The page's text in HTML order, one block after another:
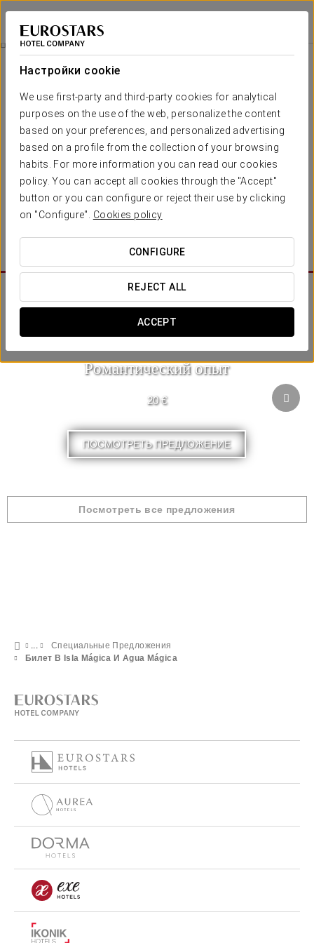
Настройки cookie
We use first-party and third-party cookies for analytical
purposes on the use of the web, personalize the content
based on your preferences, and personalized advertising
based on a profile from the collection of your browsing
habits. For more information you can read our cookies
policy. You can accept all cookies through the "Accept"
button or you can configure or reject their use by clicking
on "Configure". Cookies policy
CONFIGURE
REJECT ALL
ACCEPT
Exe Gran Hotel Solúcar
СЕВИЛЬЯ
Билет В Isla Mágica И Agua Mágica
От 27,90 €
Билет в Isla Mágica и Agua Mágica
Также наши клиенты интересовались:
Pомантический опыт
20 €
ПОСМОТРЕТЬ ПРЕДЛОЖЕНИЕ
Посмотреть все предложения
Специальные Предложения
Билет В Isla Mágica И Agua Mágica